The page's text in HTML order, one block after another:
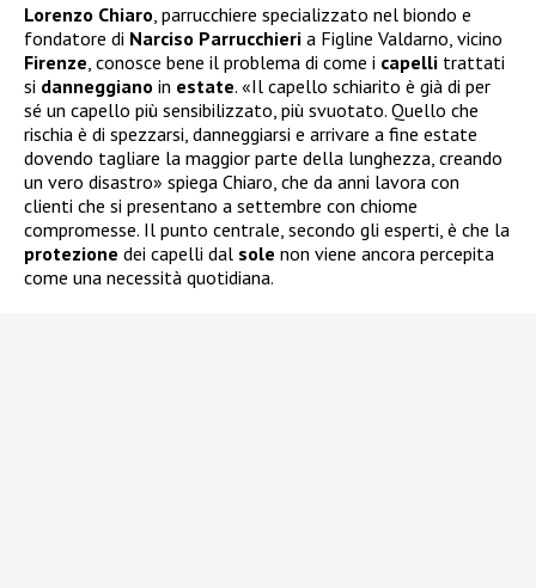
Lorenzo Chiaro , parrucchiere specializzato nel biondo e
fondatore di Narciso Parrucchieri a Figline Valdarno, vicino
Firenze , conosce bene il problema di come i capelli trattati
si danneggiano in estate. «Il capello schiarito è già di per
sé un capello più sensibilizzato, più svuotato. Quello che
rischia è di spezzarsi, danneggiarsi e arrivare a fine estate
dovendo tagliare la maggior parte della lunghezza, creando
un vero disastro» spiega Chiaro, che da anni lavora con
clienti che si presentano a settembre con chiome
compromesse. Il punto centrale, secondo gli esperti, è che la
protezione dei capelli dal sole non viene ancora percepita
come una necessità quotidiana.